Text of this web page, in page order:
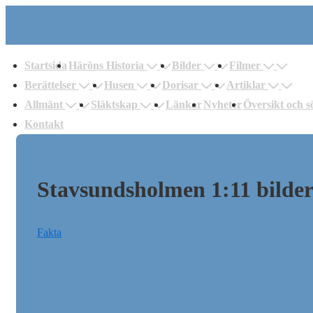
huvudinnehåll
Startsida Häröns Historia Bilder
Filmer
Berättelser
Husen Dorisar
Artiklar
Allmänt
Släktskap LänkarNyheterÖversikt och
Kontakt
Stavsundsholmen 1:11 bilder
Fakta